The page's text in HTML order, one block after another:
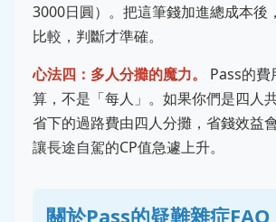
3000日圓）。把這筆錢加進總成本後
比較，判斷才準確。
心法四：多人分攤的魔力。
Pass的
算，不是「每人」。如果你們是四人
省下的過路費由四人分攤，省錢效益
讓長途自駕的CP值急遽上升。
關於Pass的疑難雜症FAQ